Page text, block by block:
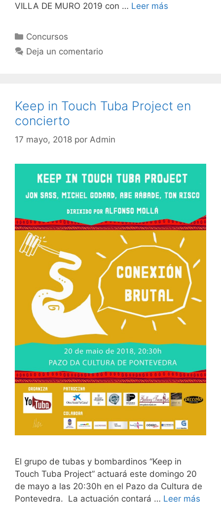
VILLA DE MURO 2019 con … Leer más
Categorías
Concursos
Deja un comentario
Keep in Touch Tuba Project en
concierto
17 mayo, 2018 por Admin
El grupo de tubas y bombardinos “Keep in
Touch Tuba Project” actuará este domingo 20
de mayo a las 20:30h en el Pazo da Cultura de
Pontevedra. La actuación contará … Leer más